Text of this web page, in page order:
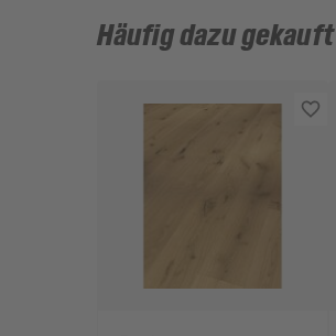
Häufig dazu gekauft